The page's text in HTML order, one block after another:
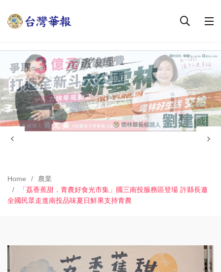
Home
農業
「荔香蕉甜．青農好食光市集」國三南投服務區登場 許縣長邀
全國民眾走進南投品味夏日鮮果支持青農